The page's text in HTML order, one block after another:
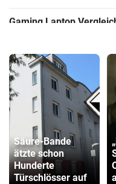
Säure-Bande
ätzte schon
Hunderte
Türschlösser auf